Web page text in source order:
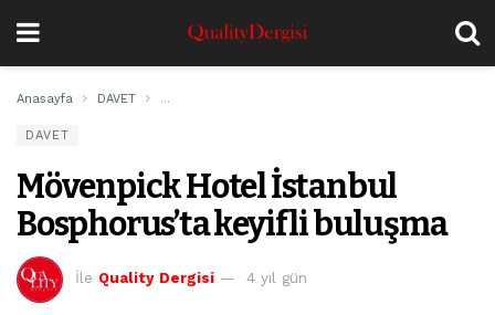
Anasayfa DAVET Mövenpick Hotel İstanbul Bosphorus’ta keyifli
DAVET
Mövenpick Hotel İstanbul
Bosphorus’ta keyifli buluşma
İle Quality Dergisi 4 yıl gün